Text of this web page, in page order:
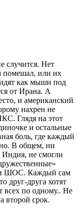
случится. Нет
помешал, или их
как мыши под
от Ирана. А
и американский
нахрен не
Глядя на этот
и остальные
боль, где каждый
В общем, ни
Индия, не смогли
ШОС. Каждый сам
друг-друга хотят
всех по одному.. Не
второй срок.